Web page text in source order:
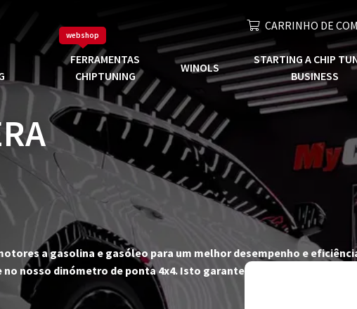
CARRINHO DE
FERRAMENTAS
CHIPTUNING
webshop
WINOLS
STARTING A CHIP
BUSINESS
a gasolina e gasóleo para um melhor desempenho e
nosso dinómetro de ponta 4x4. Isto garante-nos ficheiros ECU